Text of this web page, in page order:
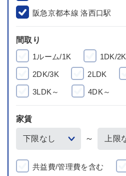
阪急京都本線 洛西口駅
間取り
1ルーム/1K
1DK/2K
2DK/3K 2LDK
3LDK～ 4DK～
家賃
～
共益費/管理費を含む